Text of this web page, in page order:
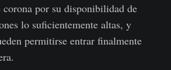
corona por su disponibilidad de
lo suficientemente altas, y
permitirse entrar finalmente